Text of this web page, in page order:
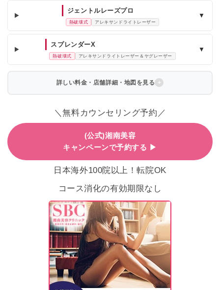
ジェントルレーズプロ
熱破壊式 アレキサンドライトレーザー
▼
スプレンダーX
熱破壊式 アレキサンドライトレーザー＆ヤグレーザー
▼
詳しい料金・店舗詳細・地図を見る
＼無料カウンセリング予約／
(公式)湘南美容
キャンペーンで予約する ▶
日本海外100院以上！転院OK
コース消化の有効期限なし